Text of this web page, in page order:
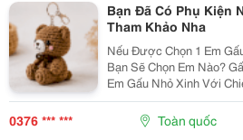
Bạn Đã Có Phụ Kiện
Tham Khảo Nha
Nếu Được Chọn 1 Em
Bạn Sẽ Chọn Em Nào? Gấu Trắng? Gấu Nâu? Hay Một
Em Gấu Nhỏ Xinh Với
Những Chiếc Móc Khóa
Kiện Treo Túi Mà Còn
Cá Tính Vào...
0376 *** *** Toàn quốc